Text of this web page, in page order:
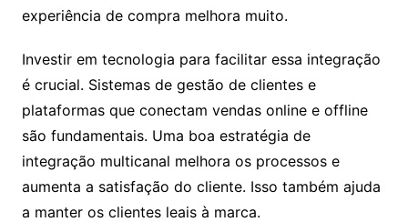
experiência de compra melhora muito.
Investir em tecnologia para facilitar essa integração
é crucial. Sistemas de gestão de clientes e
plataformas que conectam vendas online e offline
são fundamentais. Uma boa estratégia de
integração multicanal melhora os processos e
aumenta a satisfação do cliente. Isso também ajuda
a manter os clientes leais à marca.